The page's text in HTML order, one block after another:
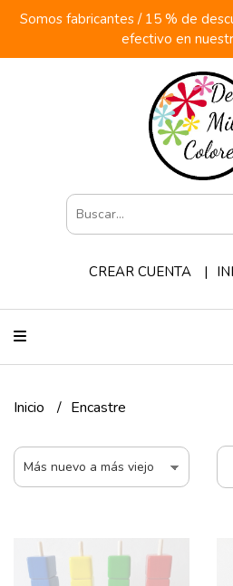
Somos fabricantes / 15 % de
efectivo en
CREAR CUENTA
Inicio Encastre